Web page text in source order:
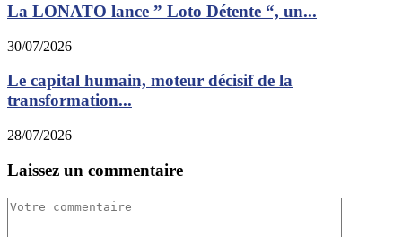
La LONATO lance ” Loto Détente “, un...
30/07/2026
Le capital humain, moteur décisif de la
transformation...
28/07/2026
Laissez un commentaire